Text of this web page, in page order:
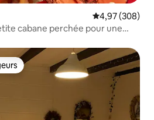
Évaluation
4,97 (308)
cabane perchée pour une
les plus appréciés